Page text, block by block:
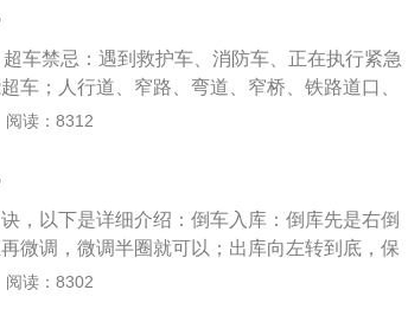
刹车；主要是减速慢行。
牌，上有火车无人看，上有围栏有人管，一
看哪边就哪边，不过腰，手摆动，赶快变道不
10、下坡不要挂空档，空档不容易挂档，不
试时，经常会做到一些与城市道路交通有关的
题，城市道路统一都是50，除城市道路以外的
律，限速方面的问题基本上都不会出错。当选
时，一般都属于正确选项；当出现可以、允许
，上述口诀和技巧对于应付科目一考试有很大
，也需要多花一点时间去了解相关的驾车知
。
车禁忌：遇到救护车、消防车、正在执行紧急
车；人行道、窄路、弯道、窄桥、铁路道口、
：转弯让直行，右转让左转，下坡让上坡（但
高速路150米以外。
阅读：8312
，以下是详细介绍：倒车入库：倒库先是右倒
微调，微调半圈就可以；出库向左转到底，保
向右出库就完成。侧方位停车：侧方停稳换倒
阅读：8302